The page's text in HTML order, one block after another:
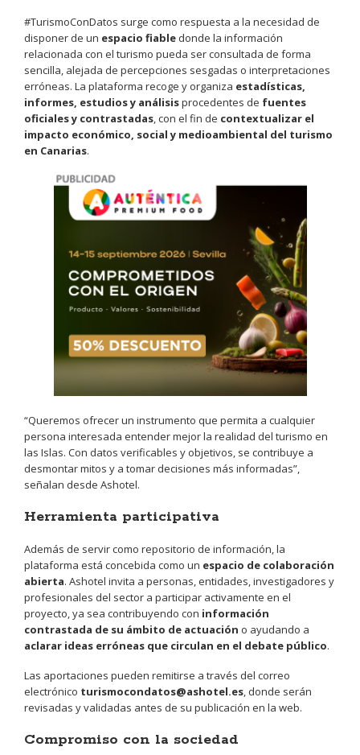
#TurismoConDatos surge como respuesta a la necesidad de
disponer de un espacio fiable donde la información
relacionada con el turismo pueda ser consultada de forma
sencilla, alejada de percepciones sesgadas o interpretaciones
erróneas. La plataforma recoge y organiza estadísticas,
informes, estudios y análisisprocedentes de fuentes
oficiales y contrastadas, con el fin de contextualizar el
impacto económico, social y medioambiental del turismo
en Canarias.
“Queremos ofrecer un instrumento que permita a cualquier
persona interesada entender mejor la realidad del turismo en
las Islas. Con datos verificables y objetivos, se contribuye a
desmontar mitos y a tomar decisiones más informadas”,
señalan desde Ashotel.
Herramienta participativa
Además de servir como repositorio de información, la
plataforma está concebida como un espacio de colaboración
abierta. Ashotel invita a personas, entidades, investigadores y
profesionales del sector a participar activamente en el
proyecto, ya sea contribuyendo con información
contrastada de su ámbito de actuación o ayudando a
aclarar ideas erróneas que circulan en el debate público.
Las aportaciones pueden remitirse a través del correo
electrónico turismocondatos@ashotel.es, donde serán
revisadas y validadas antes de su publicación en la web.
Compromiso con la sociedad